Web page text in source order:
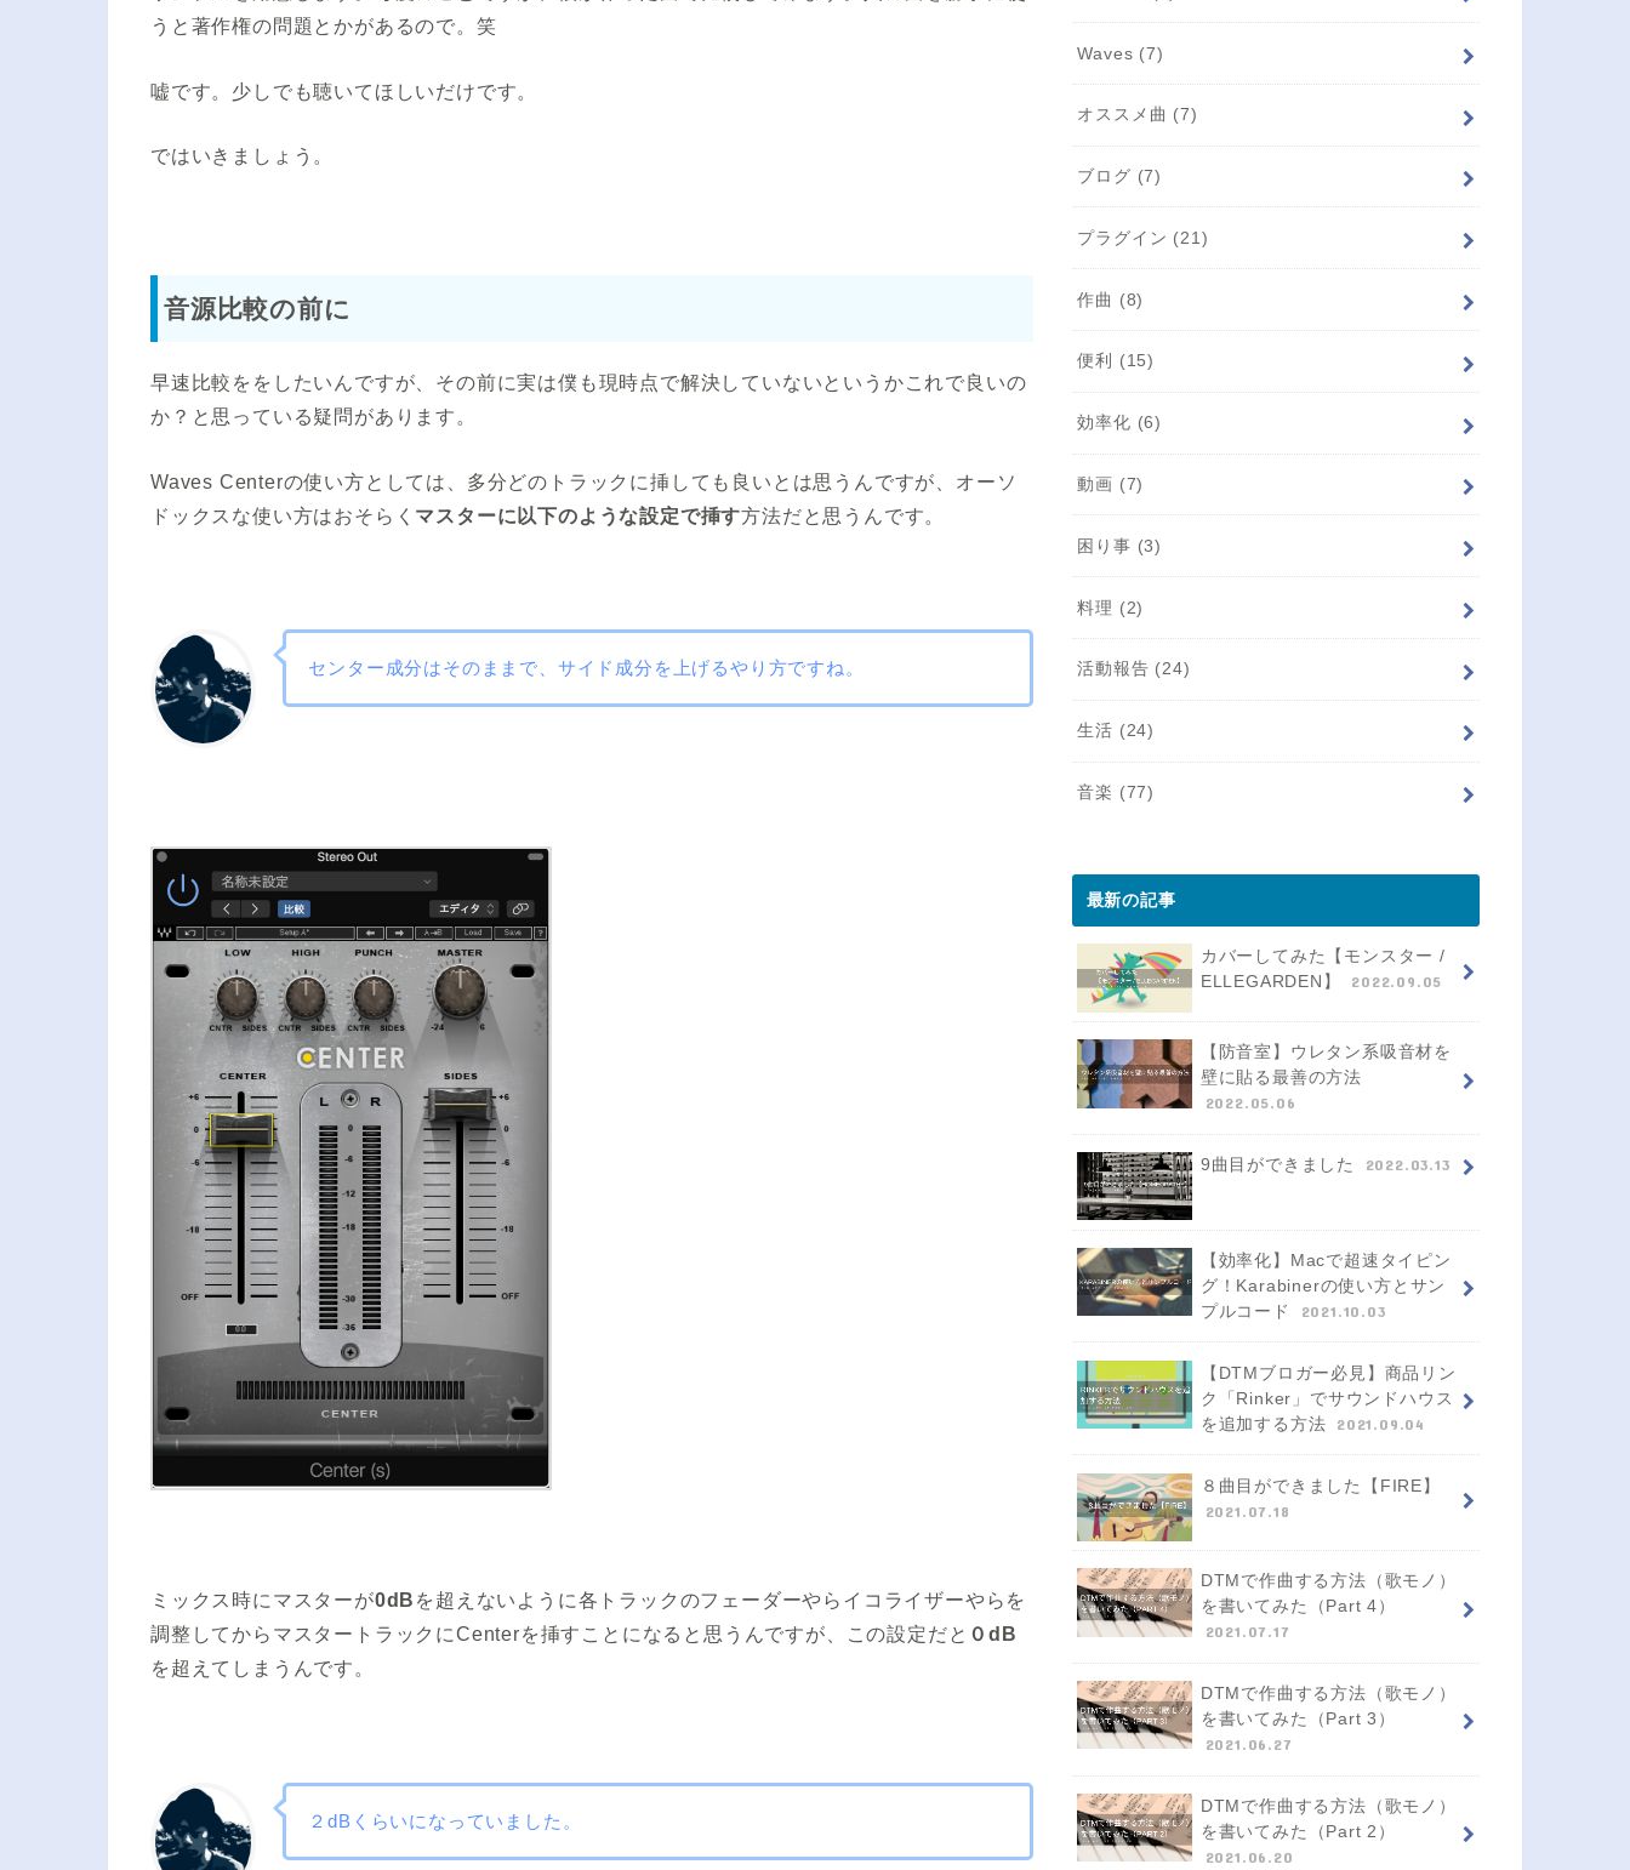
うと著作権の問題とかがあるので。笑
嘘です。少しでも聴いてほしいだけです。
ではいきましょう。
音源比較の前に
早速比較ををしたいんですが、その前に実は僕も現時点で解決していないというかこれで良いの
か？と思っている疑問があります。
Waves Centerの使い方としては、多分どのトラックに挿しても良いとは思うんですが、オーソ
ドックスな使い方はおそらく マスターに以下のような設定で挿す方法だと思うんです。
センター成分はそのままで、サイド成分を上げるやり方ですね。
ミックス時にマスターが0dB を超えないように各トラックのフェーダーやらイコライザーやらを
調整してからマスタートラックにCenterを挿すことになると思うんですが、この設定だと ０dB
を超えてしまうんです。
２dBくらいになっていました。
Waves (7)
オススメ曲 (7)
ブログ (7)
プラグイン (21)
作曲 (8)
便利 (15)
効率化 (6)
動画 (7)
困り事 (3)
料理 (2)
活動報告 (24)
生活 (24)
音楽 (77)
最新の記事
カバーしてみた【モンスター /
ELLEGARDEN】
2022.09.05
【防音室】ウレタン系吸音材を
壁に貼る最善の方法
2022.05.06
9曲目ができました 2022.03.13
【効率化】Macで超速タイピン
グ！Karabinerの使い方とサン
プルコード
2021.10.03
【DTMブロガー必見】商品リン
ク「Rinker」でサウンドハウス
を追加する方法
2021.09.04
８曲目ができました【FIRE】
2021.07.18
DTMで作曲する方法（歌モノ）
を書いてみた（Part 4）
2021.07.17
DTMで作曲する方法（歌モノ）
を書いてみた（Part 3）
2021.06.27
DTMで作曲する方法（歌モノ）
を書いてみた（Part 2）
2021.06.20